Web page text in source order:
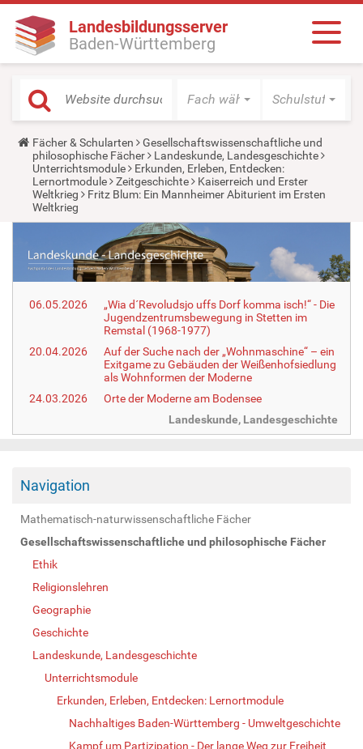
Landesbildungsserver
Baden-Württemberg
Fach wählen Schulstufe
Y
o
u
a
r
e
h
e
:
Fächer & Schularten
Gesellschaftswissenschaftliche und
philosophische Fächer
Landeskunde, Landesgeschichte
Unterrichtsmodule
Erkunden, Erleben, Entdecken:
Lernortmodule
Zeitgeschichte
Kaiserreich und Erster
Weltkrieg
Fritz Blum: Ein Mannheimer Abiturient im Ersten
Weltkrieg
06.05.2026
„Wia d´Revoludsjo uffs Dorf komma isch!“ - Die
Jugendzentrumsbewegung in Stetten im
Remstal (1968-1977)
20.04.2026
Auf der Suche nach der „Wohnmaschine“ – ein
Exitgame zu Gebäuden der Weißenhofsiedlung
als Wohnformen der Moderne
24.03.2026
Orte der Moderne am Bodensee
Landeskunde, Landesgeschichte
Navigation
Mathematisch-naturwissenschaftliche Fächer
Gesellschaftswissenschaftliche und philosophische Fächer
Ethik
Religionslehren
Geographie
Geschichte
Landeskunde, Landesgeschichte
Unterrichtsmodule
Erkunden, Erleben, Entdecken: Lernortmodule
Nachhaltiges Baden-Württemberg - Umweltgeschichte
Kampf um Partizipation - Der lange Weg zur Freiheit